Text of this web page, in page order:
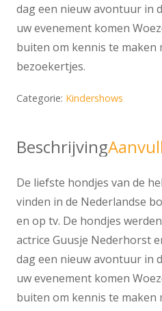
dag een nieuw avontuur in
uw evenement komen
buiten om kennis te maken
bezoekertjes.
Categorie: Kindershows
Beschrijving
De liefste hondjes van de
vinden in de Nederlandse
en op tv. De hondjes
actrice Guusje Nederhorst
dag een nieuw avontuur in
uw evenement komen
buiten om kennis te maken